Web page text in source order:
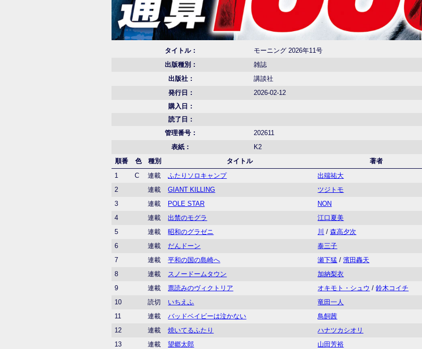
タイトル：
モーニング 2026年11号
出版種別：
雑誌
出版社：
講談社
発行日：
2026-02-12
購入日：
読了日：
管理番号：
202611
表紙：
K2
順番
色 種別 タイトル 著者
1
C 連載 ふたりソロキャンプ 出端祐大
2
連載 GIANT KILLING ツジトモ
3
連載 POLE STAR NON
4
連載 出禁のモグラ 江口夏美
5
連載 昭和のグラゼニ 川 /森高夕次
6
連載 だんドーン 泰三子
7
連載 平和の国の島崎へ 瀬下猛 /濱田轟天
8
連載 スノードームタウン 加納梨衣
9
連載 票読みのヴィクトリア オキモト・シュウ /鈴木コイチ
10
読切 いちえふ 竜田一人
11
連載 バッドベイビーは泣かない 鳥飼茜
12
連載 焼いてるふたり ハナツカシオリ
13
連載 望郷太郎 山田芳裕